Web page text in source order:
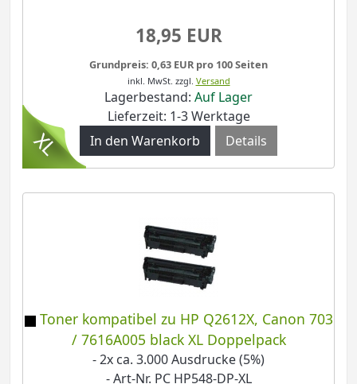
18,95 EUR
Grundpreis: 0,63 EUR pro 100 Seiten
inkl. MwSt. zzgl. Versand
Lagerbestand: Auf Lager
Lieferzeit: 1-3 Werktage
Details
Toner kompatibel zu HP Q2612X, Canon 703
/ 7616A005 black XL Doppelpack
- 2x ca. 3.000 Ausdrucke (5%)
- Art-Nr. PC HP548-DP-XL